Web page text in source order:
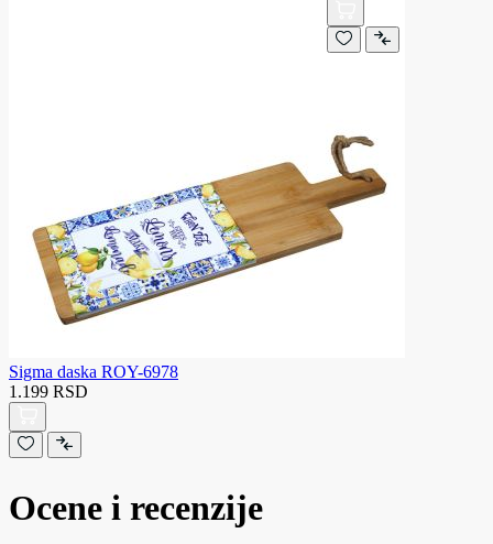
Sigma daska ROY-6978
1.199 RSD
Ocene i recenzije